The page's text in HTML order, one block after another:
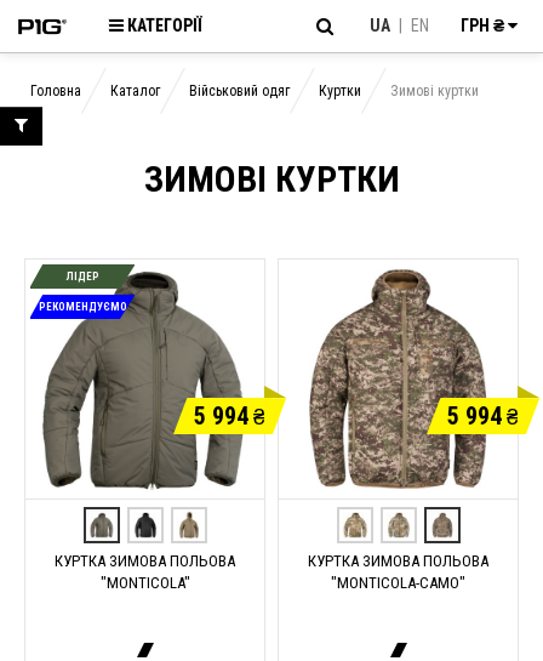
КАТЕГОРІЇ UA EN ГРН ₴
Головна Каталог Військовий одяг Куртки Зимові куртки
ЗИМОВІ КУРТКИ
ЛІДЕР
РЕКОМЕНДУЄМО
5 994₴
КУРТКА ЗИМОВА ПОЛЬОВА
"MONTICOLA"
5 994₴
КУРТКА ЗИМОВА ПОЛЬОВА
"MONTICOLA-CAMO"